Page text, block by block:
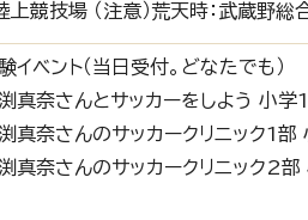
上競技場 （注意）荒天時：武蔵野総
イベント（当日受付。どなたでも）
真奈さんとサッカーをしよう 小学
真奈さんのサッカークリニック1
真奈さんのサッカークリニック2